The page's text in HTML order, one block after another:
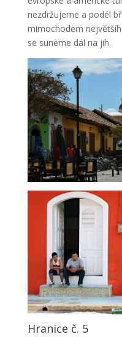
nezdržujeme a podél
mimochodem
se suneme dál na jih.
Hranice č. 5